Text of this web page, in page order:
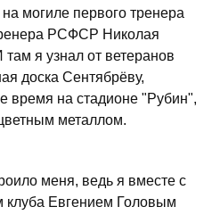
могиле первого тренера
РСФСР Николая
я узнал от ветеранов
доска Сентябрёву,
время на стадионе "Рубин",
металлом.
меня, ведь я вместе с
клуба Евгением Головым